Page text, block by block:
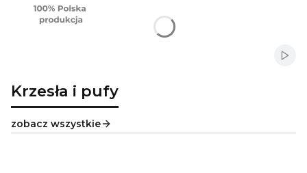
Krzesła i pufy
zobacz wszystkie